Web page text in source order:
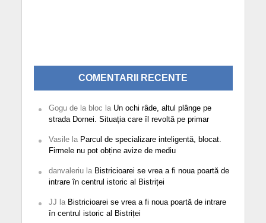
COMENTARII RECENTE
Gogu de la bloc la Un ochi râde, altul plânge pe
strada Dornei. Situația care îl revoltă pe primar
Vasilela Parcul de specializare inteligentă, blocat.
Firmele nu pot obține avize de mediu
danvaleriula Bistricioarei se vrea a fi noua poartă de
intrare în centrul istoric al Bistriței
JJ la Bistricioarei se vrea a fi noua poartă de intrare
în centrul istoric al Bistriței